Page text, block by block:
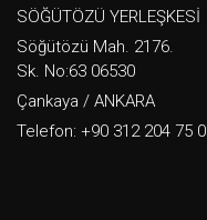
SÖĞÜTÖZÜ YERLEŞKESİ
Söğütözü Mah. 2176.
Sk. No:63 06530
Çankaya / ANKARA
Telefon: +90 312 204 75